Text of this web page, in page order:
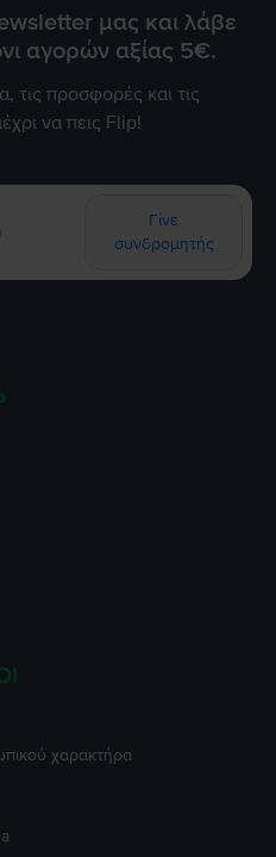
μας και λάβε
αγορών αξίας 5€.
τις προσφορές και τις
να πεις Flip!
Γίνε
συνδρομητής
χαρακτήρα